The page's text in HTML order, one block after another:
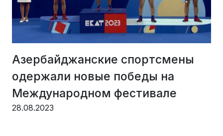
Азербайджанские спортсмены
одержали новые победы на
Международном фестивале
28.08.2023